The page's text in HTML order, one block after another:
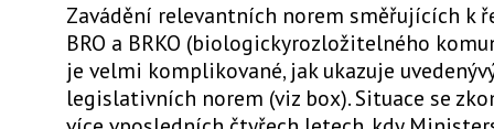
Zavádění relevantních norem směřujících k
BRO a BRKO (biologickyrozložitelného
je velmi komplikované, jak ukazuje
legislativních norem (viz box). Situace se